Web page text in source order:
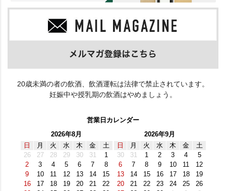
20歳未満の者の飲酒、飲酒運転は法律で禁止されています。
妊娠中や授乳期の飲酒はやめましょう。
営業日カレンダー
2026年8月
日
月 火 水 木 金
土
26
27 28 29 30 31
1
2
3 4 5 6 7
8
9
10 11 12 13 14
15
16
17 18 19 20 21
22
2026年9月
日
月 火 水 木 金
土
30
31 1 2 3 4
5
6
7 8 9 10 11
12
13
14 15 16 17 18
19
20
21 22 23 24 25
26